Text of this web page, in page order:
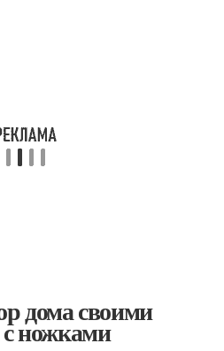
дома своими
ножками